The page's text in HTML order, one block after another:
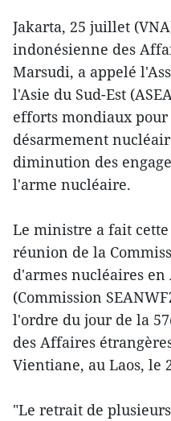
Jakarta, 25 juillet
indonésienne des
Marsudi, a appelé
l'Asie du Sud-Est
efforts mondiaux
désarmement
diminution des
l'arme nucléaire.
Le ministre a fait
réunion de la
d'armes nucléaires en
(Commission
l'ordre du jour de la
des Affaires
Vientiane, au Laos, le
"Le retrait de